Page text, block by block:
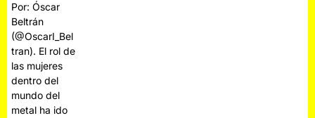
Por: Óscar
Beltrán
(@OscarI_Bel
tran). El rol de
las mujeres
dentro del
mundo del
metal ha ido